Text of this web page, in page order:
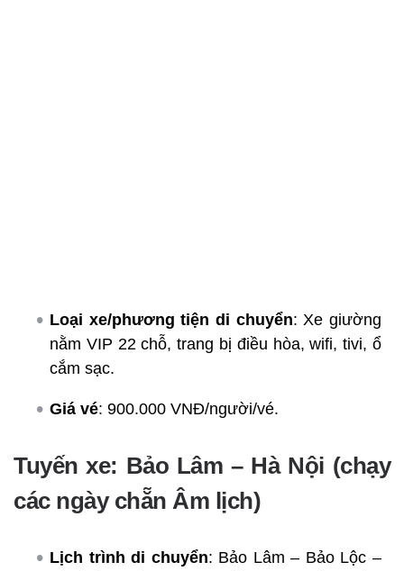
Loại xe/phương tiện di chuyển: Xe giường
nằm VIP 22 chỗ, trang bị điều hòa, wifi, tivi, ổ
cắm sạc.
Giá vé: 900.000 VNĐ/người/vé.
Tuyến xe: Bảo Lâm – Hà Nội (chạy
các ngày chẵn Âm lịch)
Lịch trình di chuyển: Bảo Lâm – Bảo Lộc –